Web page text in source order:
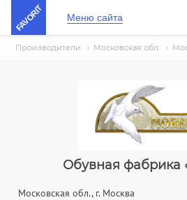
FAVORIT Меню сайта
Производители › Московская обл. ›
Обувная фабрика
Московская обл., г. Москва